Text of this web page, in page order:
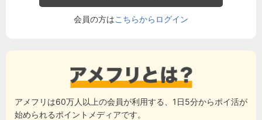
会員の方はこちらからログイン
アメフリは60万人以上の会員が利用する、1日5分からポイ活が
始められるポイントメディアです。